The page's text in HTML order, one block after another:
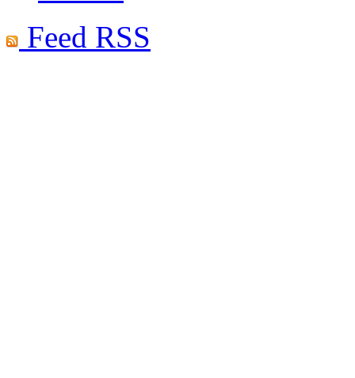
Feed RSS